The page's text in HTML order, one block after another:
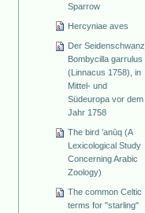
Sparrow
Hercyniae aves
Der Seidenschwanz
Bombycilla garrulus
(Linnacus 1758), in
Mittel- und
Südeuropa vor dem
Jahr 1758
The bird ’anūq (A
Lexicological Study
Concerning Arabic
Zoology)
The common Celtic
terms for "starling"